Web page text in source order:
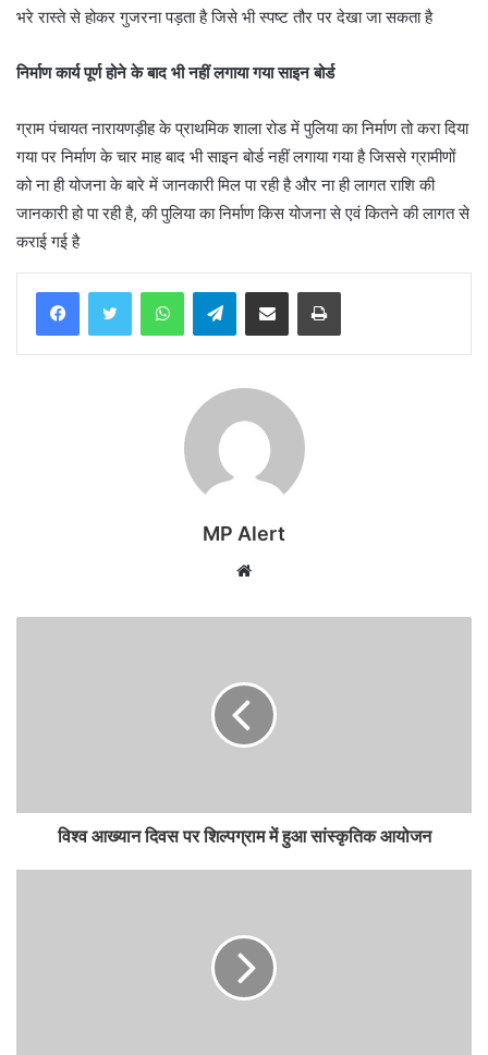
भरे रास्ते से होकर गुजरना पड़ता है जिसे भी स्पष्ट तौर पर देखा जा सकता है
निर्माण कार्य पूर्ण होने के बाद भी नहीं लगाया गया साइन बोर्ड
ग्राम पंचायत नारायणड़ीह के प्राथमिक शाला रोड में पुलिया का निर्माण तो करा दिया
गया पर निर्माण के चार माह बाद भी साइन बोर्ड नहीं लगाया गया है जिससे ग्रामीणों
को ना ही योजना के बारे में जानकारी मिल पा रही है और ना ही लागत राशि की
जानकारी हो पा रही है, की पुलिया का निर्माण किस योजना से एवं कितने की लागत से
कराई गई है
WhatsAppTelegramShare via Email Print
MP Alert
Website
विश्व आख्यान दिवस पर शिल्पग्राम में हुआ सांस्कृतिक आयोजन